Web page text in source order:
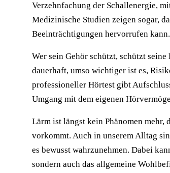
Verzehnfachung der Schallenergie,
Medizinische Studien zeigen sogar,
Beeinträchtigungen hervorrufen kann.
Wer sein Gehör schützt, schützt
dauerhaft, umso wichtiger ist es,
professioneller Hörtest gibt
Umgang mit dem eigenen
Lärm ist längst kein Phänomen
vorkommt. Auch in unserem Alltag
es bewusst wahrzunehmen. Dabei
sondern auch das allgemeine